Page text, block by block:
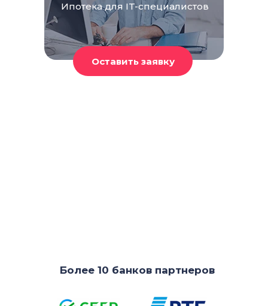
Ипотека для IT-специалистов
Более 10 банков партнеров